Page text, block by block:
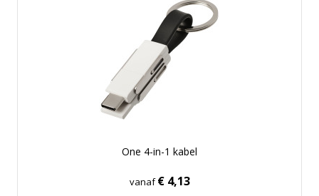
One 4-in-1 kabel
vanaf€ 4,13